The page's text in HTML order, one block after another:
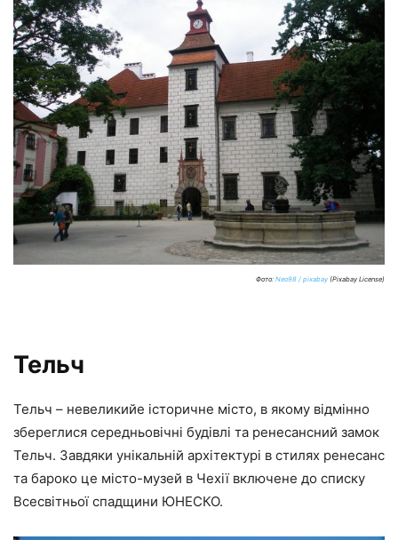
Фото: Neo98 / pixabay (Pixabay License)
Тельч
Тельч – невеликийе історичне місто, в якому відмінно
збереглися середньовічні будівлі та ренесансний замок
Тельч. Завдяки унікальній архітектурі в стилях ренесанс
та бароко це місто-музей в Чехії включене до списку
Всесвітньої спадщини ЮНЕСКО.